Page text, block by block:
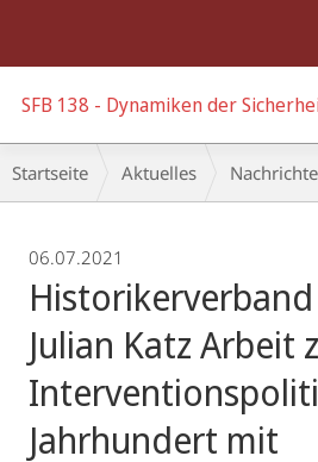
SFB 138 - Dynamiken der
Breadcrumb-
Navigation
Startseite Aktuelles
06.07.2021
Julian Katz Arbeit
Jahrhundert mit